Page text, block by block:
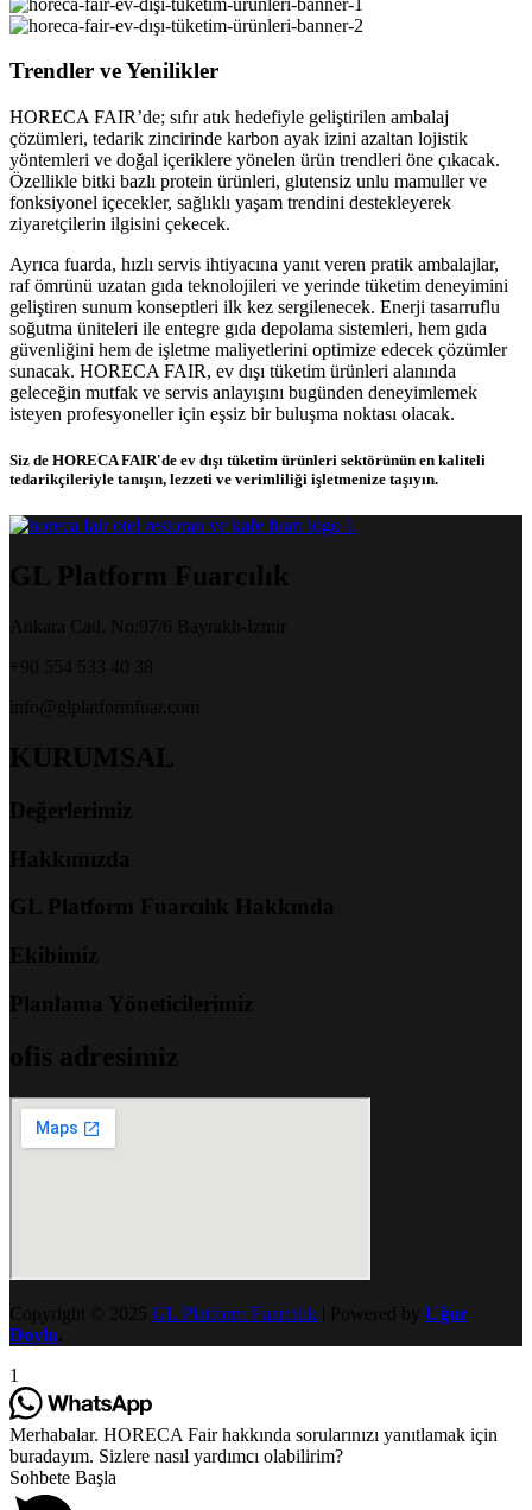
Trendler ve Yenilikler
HORECA FAIR’de; sıfır atık hedefiyle geliştirilen ambalaj
çözümleri, tedarik zincirinde karbon ayak izini azaltan lojistik
yöntemleri ve doğal içeriklere yönelen ürün trendleri öne çıkacak.
Özellikle bitki bazlı protein ürünleri, glutensiz unlu mamuller ve
fonksiyonel içecekler, sağlıklı yaşam trendini destekleyerek
ziyaretçilerin ilgisini çekecek.
Ayrıca fuarda, hızlı servis ihtiyacına yanıt veren pratik ambalajlar,
raf ömrünü uzatan gıda teknolojileri ve yerinde tüketim deneyimini
geliştiren sunum konseptleri ilk kez sergilenecek. Enerji tasarruflu
soğutma üniteleri ile entegre gıda depolama sistemleri, hem gıda
güvenliğini hem de işletme maliyetlerini optimize edecek çözümler
sunacak. HORECA FAIR, ev dışı tüketim ürünleri alanında
geleceğin mutfak ve servis anlayışını bugünden deneyimlemek
isteyen profesyoneller için eşsiz bir buluşma noktası olacak.
Siz de HORECA FAIR'de ev dışı tüketim ürünleri sektörünün en kaliteli
tedarikçileriyle tanışın, lezzeti ve verimliliği işletmenize taşıyın.
GL Platform Fuarcılık
Ankara Cad. No:97/6 Bayraklı-İzmir
+90 554 533 40 38
info@glplatformfuar.com
KURUMSAL
Değerlerimiz
Hakkımızda
GL Platform Fuarcılık Hakkında
Ekibimiz
Planlama Yöneticilerimiz
ofis adresimiz
Copyright © 2025 GL Platform Fuarcılık | Powered by Uğur
Doylu.
1
Merhabalar. HORECA Fair hakkında sorularınızı yanıtlamak için
buradayım. Sizlere nasıl yardımcı olabilirim?
Sohbete Başla